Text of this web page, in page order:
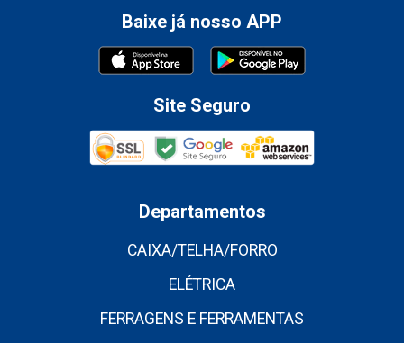
Baixe já nosso APP
Site Seguro
Departamentos
CAIXA/TELHA/FORRO
ELÉTRICA
FERRAGENS E FERRAMENTAS